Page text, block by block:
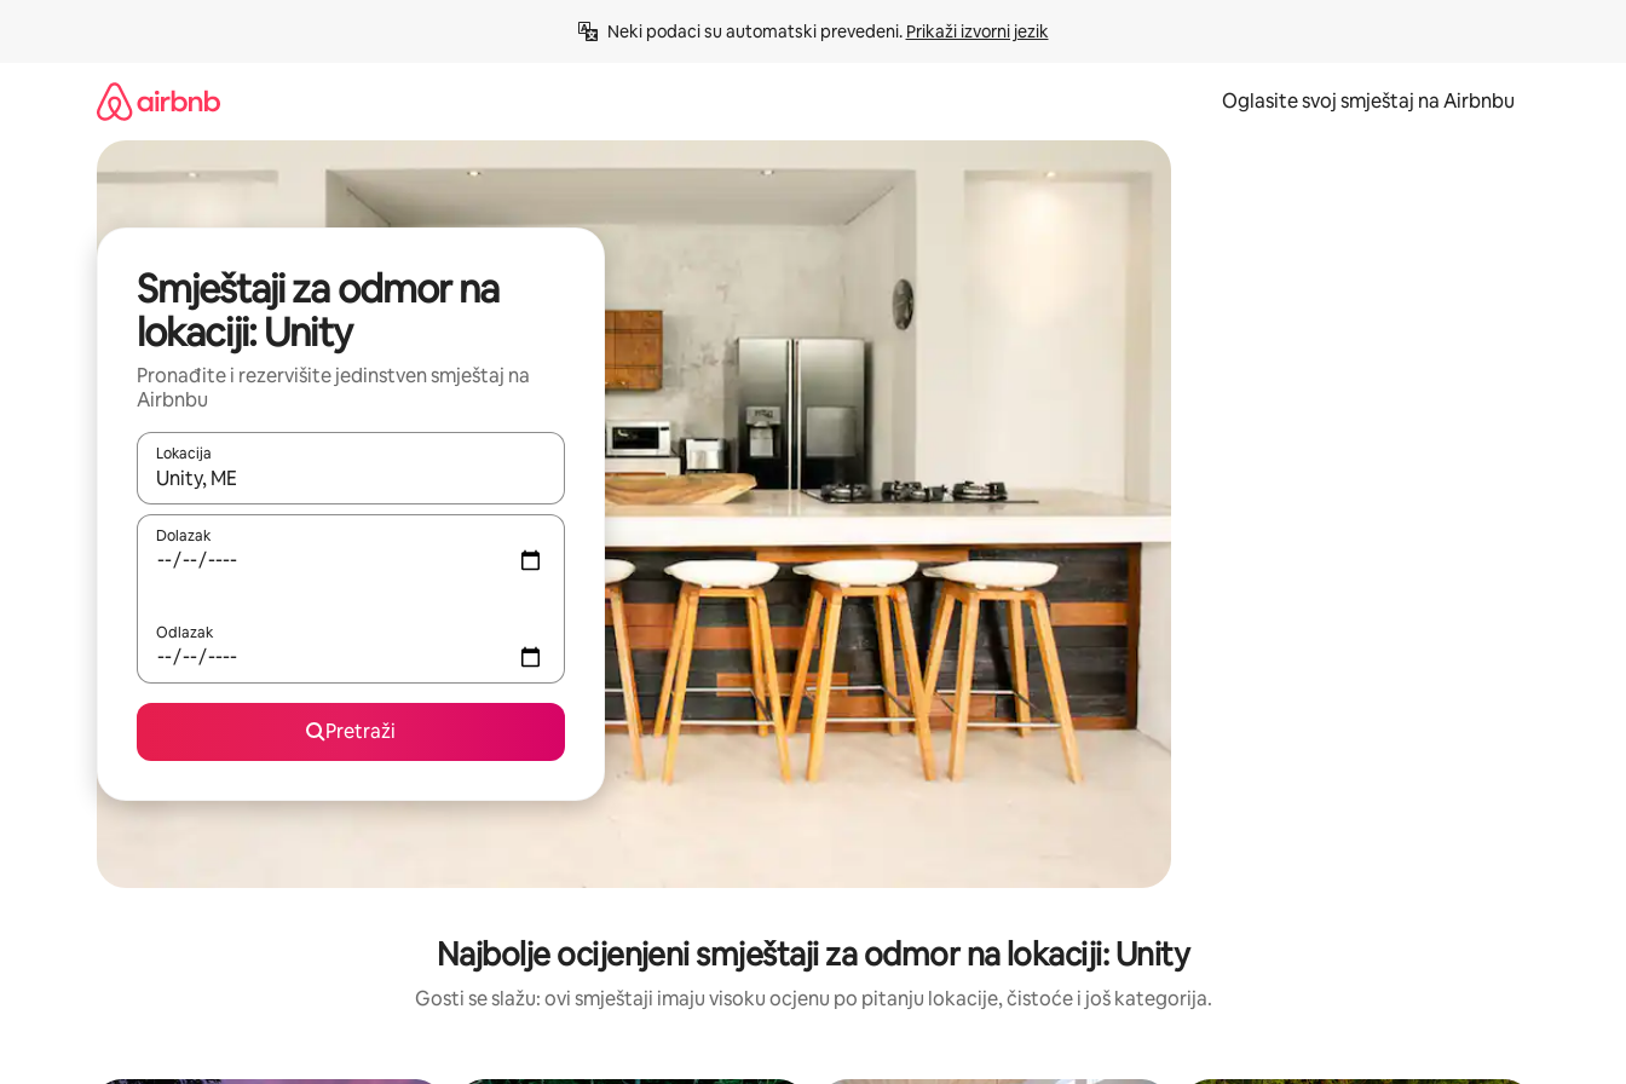
Neki podaci su automatski prevedeni. Prikaži izvorni jezik
Oglasite svoj smještaj na Airbnbu
Smještaji za odmor na
lokaciji: Unity
Pronađite i rezervišite jedinstven smještaj na
Airbnbu
Lokacija
Kad rezultati budu dostupni, krećite se gore i dolje pomoću strelica ili ih pregledajte dodirom ili povlačenjem prsta.
Dolazak
Odlazak
Pretraži
Najbolje ocijenjeni smještaji za odmor na lokaciji: Unity
Gosti se slažu: ovi smještaji imaju visoku ocjenu po pitanju lokacije, čistoće i još kategorija.